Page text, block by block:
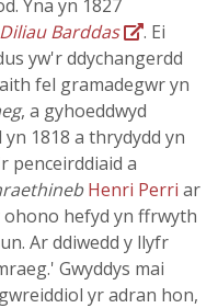
Yna yn 1827
Diliau Barddas
. Ei
yw'r ddychangerdd
fel gramadegwr yn
, a gyhoeddwyd
1818 a thrydydd yn
penceirddiaid a
Henri Perri ar
ohono hefyd yn ffrwyth
Ar ddiwedd y llyfr
Gwyddys mai
yr adran hon,